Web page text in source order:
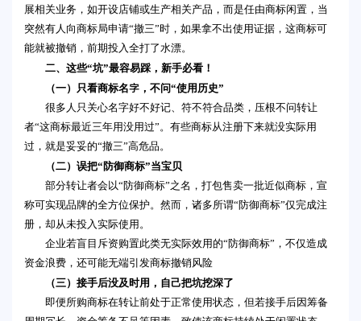
展相关业务，如开设店铺或生产相关产品，而是任由商标闲置，当
突然有人向商标局申请“撤三”时，如果拿不出使用证据，这商标可
能就被撤销，前期投入全打了水漂。
二、这些“坑”最容易踩，新手必看！
（一）只看商标名字，不问“使用历史”
很多人只关心名字好不好记、符不符合品类，压根不问转让
者“这商标最近三年用没用过”。有些商标从注册下来就没实际用
过，就是妥妥的“撤三”高危品。
（二）误把“防御商标”当宝贝
部分转让者会以“防御商标”之名，打包售卖一批近似商标，宣
称可实现品牌的全方位保护。然而，诸多所谓“防御商标”仅完成注
册，却从未投入实际使用。
企业若盲目斥资购置此类无实际效用的“防御商标”，不仅造成
资金浪费，还可能无端引发商标撤销风险
（三）接手后没及时用，自己把坑挖深了
即便所购商标在转让前处于正常使用状态，但若接手后因筹备